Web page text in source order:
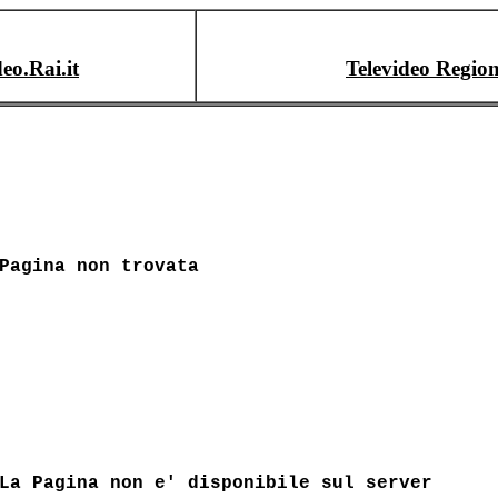
Televideo
Pagina non trovata
La Pagina non e' disponibile sul server